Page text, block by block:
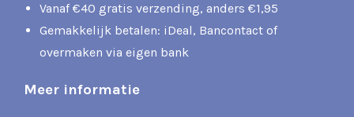
Vanaf €40 gratis verzending, anders €1,95
Gemakkelijk betalen: iDeal, Bancontact of
overmaken via eigen bank
Meer informatie